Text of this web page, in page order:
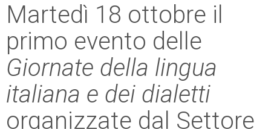
Martedì 18 ottobre il
primo evento delle
Giornate della lingua
italiana e dei dialetti
organizzate dal Settore